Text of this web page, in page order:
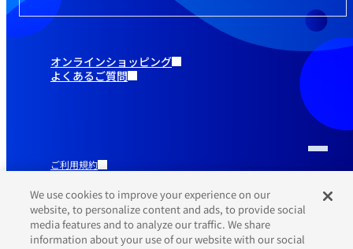
オンラインショッピング
よくあるご質問
ご利用規約
プライバシーポリシー
Cookieポリシー
We use cookies to improve your experience on our
website, to personalize content and ads, to provide social
media features and to analyze our traffic. We share
information about your use of our website with our social